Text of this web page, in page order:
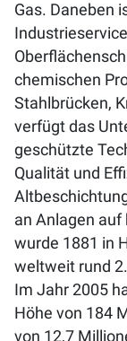
Gas. Daneben
chemischen
Stahlbrücken,
verfügt das
geschützte
Qualität und
an Anlagen
wurde 1881 in
weltweit rund
Im Jahr 2005
Höhe von 184
von 12,7